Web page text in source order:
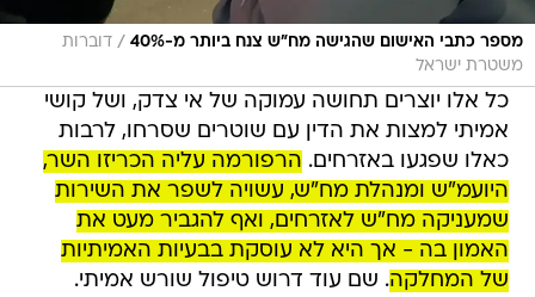
מספר כתבי האישום שהגישה מח"ש צנח ביותר מ-40% / דוברות
משטרת ישראל
כל אלו יוצרים תחושה עמוקה של אי צדק, ושל קושי
אמיתי למצות את הדין עם שוטרים שסרחו, לרבות
כאלו שפגעו באזרחים. הרפורמה עליה הכריזו השר,
היועמ"ש ומנהלת מח"ש, עשויה לשפר את השירות
שמעניקה מח"ש לאזרחים, ואף להגביר מעט את
האמון בה - אך היא לא עוסקת בבעיות האמיתיות
של המחלקה. שם עוד דרוש טיפול שורש אמיתי.